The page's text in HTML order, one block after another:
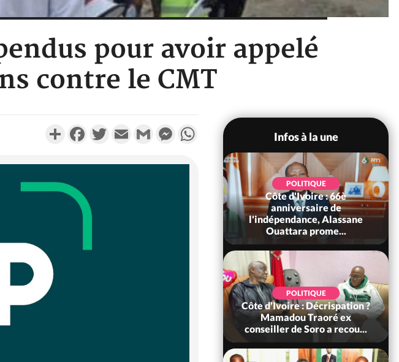
pour avoir appelé
contre le CMT
PartagerFacebookTwitterEmail Gmail MessengerWhatsApp
Infos à la une
d'absence de Biya, Hiram
Iyodi appelle le conseil
POLITIQUE
Côte d'Ivoire : 66è
anniversaire de
l'indépendance, Alassane
Ouattara prome...
POLITIQUE
Côte d'Ivoire : Décrispation ?
Mamadou Traoré ex
conseiller de Soro a recou...